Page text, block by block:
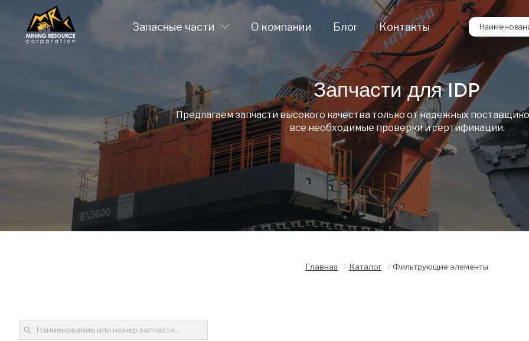
Запасные части О компании Блог Контакты
Запчасти для IDP
Предлагаем запчасти высокого качества только от надежных
все необходимые проверки и сертификации.
Главная Каталог Фильтрующие элементы